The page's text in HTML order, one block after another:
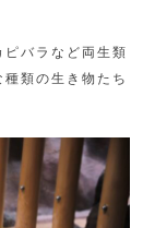
バラなど両生類
類の生き物たち